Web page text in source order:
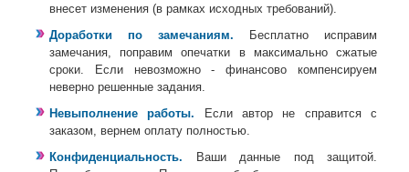
внесет изменения (в рамках исходных требований).
Доработки по замечаниям. Бесплатно исправим
замечания, поправим опечатки в максимально сжатые
сроки. Если невозможно - финансово компенсируем
неверно решенные задания.
Невыполнение работы. Если автор не справится с
заказом, вернем оплату полностью.
Конфиденциальность. Ваши данные под защитой.